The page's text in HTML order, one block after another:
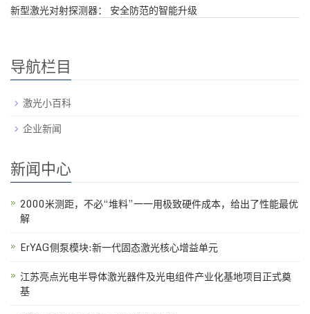
新型激光对射探测器： 安全防范的智能升级
导航栏目
激光小百科
企业新闻
新闻中心
2000米测距，不必“堆料”一一用极致硬件成本，给出了性能最优
解
ErYAG侧泵模块:新一代固态激光核心增益单元
江苏亮点光电半导体激光器件及光电组件产业化基地项目正式奠
基